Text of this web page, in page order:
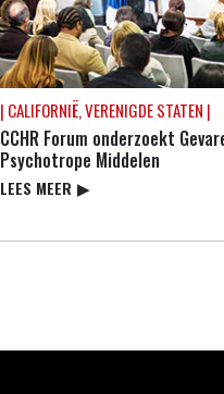
| CALIFORNIË, VERENIGDE STATEN |
CCHR Forum onderzoekt
Psychotrope Middelen
LEES MEER ▶